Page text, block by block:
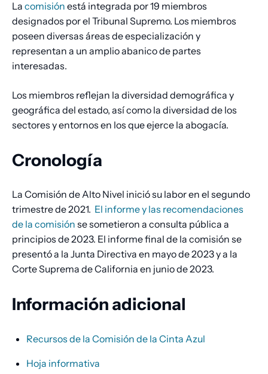
La comisión está integrada por 19 miembros
designados por el Tribunal Supremo. Los miembros
poseen diversas áreas de especialización y
representan a un amplio abanico de partes
interesadas.
Los miembros reflejan la diversidad demográfica y
geográfica del estado, así como la diversidad de los
sectores y entornos en los que ejerce la abogacía.
Cronología
La Comisión de Alto Nivel inició su labor en el segundo
trimestre de 2021. El informe y las recomendaciones
de la comisión se sometieron a consulta pública a
principios de 2023. El informe final de la comisión se
presentó a la Junta Directiva en mayo de 2023 y a la
Corte Suprema de California en junio de 2023.
Información adicional
Recursos de la Comisión de la Cinta Azul
Hoja informativa